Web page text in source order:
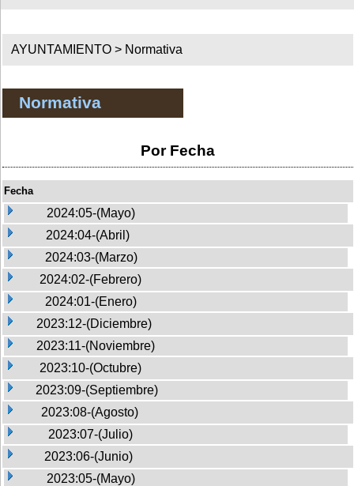
AYUNTAMIENTO > Normativa
Normativa
Por Fecha
Fecha
2024:05-(Mayo)
2024:04-(Abril)
2024:03-(Marzo)
2024:02-(Febrero)
2024:01-(Enero)
2023:12-(Diciembre)
2023:11-(Noviembre)
2023:10-(Octubre)
2023:09-(Septiembre)
2023:08-(Agosto)
2023:07-(Julio)
2023:06-(Junio)
2023:05-(Mayo)